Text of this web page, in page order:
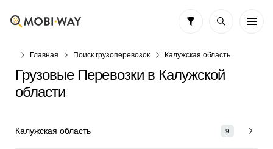
Главная Поиск грузоперевозок Калужская область
Грузовые Перевозки в Калужской
области
Калужская область 9